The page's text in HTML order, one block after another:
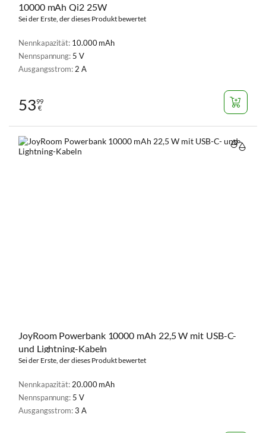
10000 mAh Qi2 25W
Sei der Erste, der dieses Produkt bewertet
Nennkapazität: 10.000 mAh
Nennspannung: 5 V
Ausgangsstrom: 2 A
5399
€
JoyRoom Powerbank 10000 mAh 22,5 W mit USB-C-
und Lightning-Kabeln
Sei der Erste, der dieses Produkt bewertet
Nennkapazität: 20.000 mAh
Nennspannung: 5 V
Ausgangsstrom:3 A